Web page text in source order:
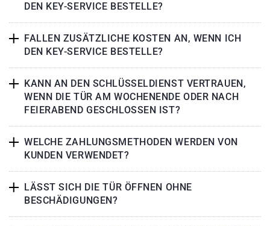
DEN KEY-SERVICE BESTELLE?
FALLEN ZUSÄTZLICHE KOSTEN AN, WENN ICH
DEN KEY-SERVICE BESTELLE?
KANN AN DEN SCHLÜSSELDIENST VERTRAUEN,
WENN DIE TÜR AM WOCHENENDE ODER NACH
FEIERABEND GESCHLOSSEN IST?
WELCHE ZAHLUNGSMETHODEN WERDEN VON
KUNDEN VERWENDET?
LÄSST SICH DIE TÜR ÖFFNEN OHNE
BESCHÄDIGUNGEN?